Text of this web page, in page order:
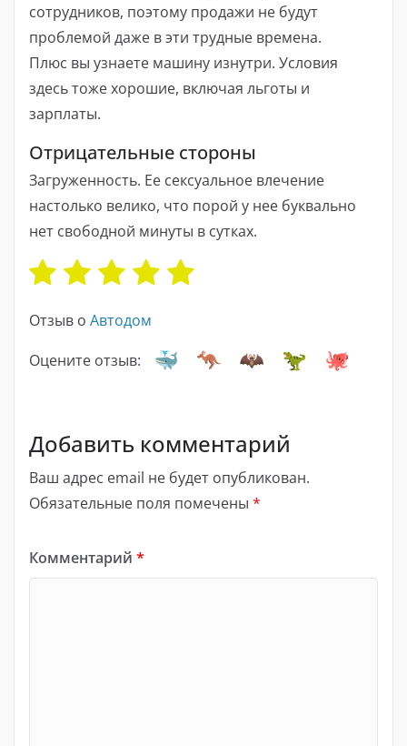
сотрудников, поэтому продажи не будут
проблемой даже в эти трудные времена.
Плюс вы узнаете машину изнутри. Условия
здесь тоже хорошие, включая льготы и
зарплаты.
Отрицательные стороны
Загруженность. Ее сексуальное влечение
настолько велико, что порой у нее буквально
нет свободной минуты в сутках.
Отзыв о Автодом
Оцените отзыв:
Добавить комментарий
Ваш адрес email не будет опубликован.
Обязательные поля помечены *
Комментарий *